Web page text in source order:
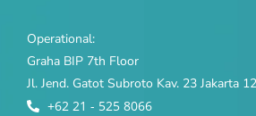
Operational:
Graha BIP 7th Floor
Jl. Jend. Gatot Subroto Kav. 23 Jakarta
+62 21 - 525 8066